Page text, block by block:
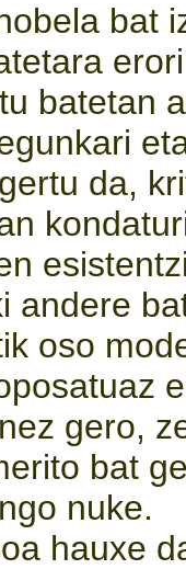
bat
batetan
da,
andere
oso
gero,
bat
nuke.
hauxe